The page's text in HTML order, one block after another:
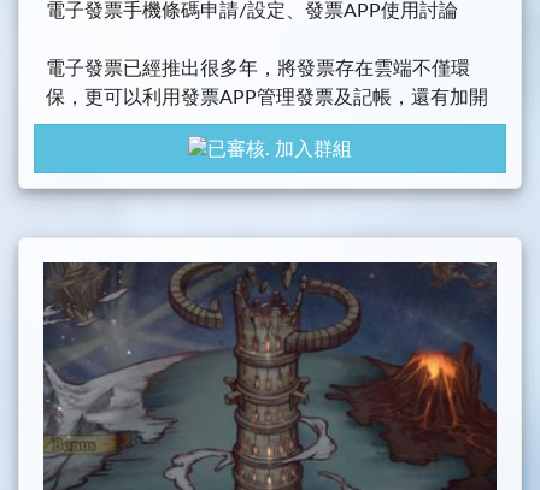
電子發票手機條碼申請/設定、發票APP使用討論
電子發票已經推出很多年，將發票存在雲端不僅環
保，更可以利用發票APP管理發票及記帳，還有加開
的雲端發票專屬獎，增加中獎機率!!好處多多!
還沒申請手機條碼嗎?趕快來學習一下如何設定吧!
加入群組